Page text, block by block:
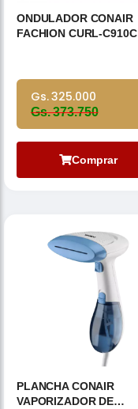
ONDULADOR CONAIR
FACHION CURL-C910C
Gs. 325.000
Gs. 373.750
Comprar
PLANCHA CONAIR
VAPORIZADOR DE